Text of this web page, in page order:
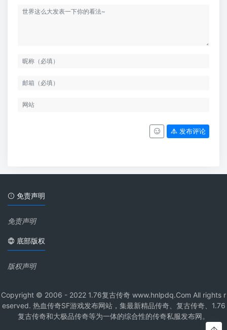
发布评论
免责声明
免责声明
底部版权
版权声明
Copyright © 2006 - 2022 1.76复古传奇 www.hnlpdq.Com All rights r
eserved. 热血传奇SF游戏发布网站，集最新精品传奇、复古传奇、1.76
复古传奇和大极品传奇等为一体的综合性的传奇私服发布网。